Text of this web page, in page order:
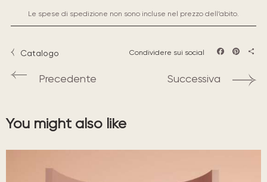
Le spese di spedizione non sono incluse nel prezzo dell’abito.
Catalogo Condividere sui social
Precedente Successiva
You might also like